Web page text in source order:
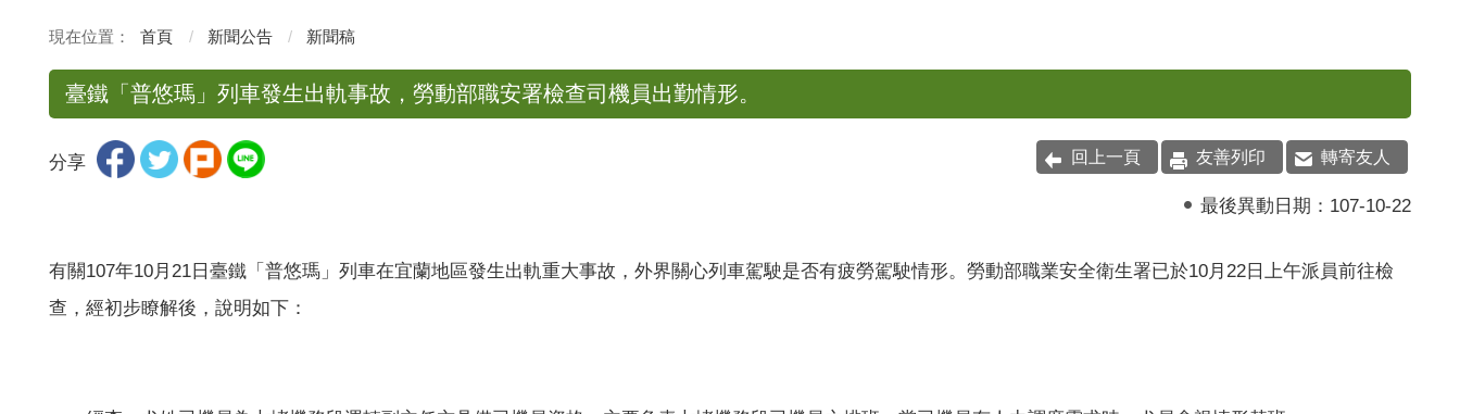
首頁 新聞公告 新聞稿
臺鐵「普悠瑪」列車發生出軌事故，勞動部職安署檢查司機員出勤情形。
分享 回上一頁 友善列印 轉寄友人
最後異動日期： 107-10-22
有關107年10月 21 日臺鐵「普悠瑪」列車在宜蘭地區發生出軌重大事故，外界關心列車駕駛是否有疲勞駕駛情形。勞動部職業安全衛生署已於10月 22 日上午派員前往檢
查，經初步瞭解後，說明如下：